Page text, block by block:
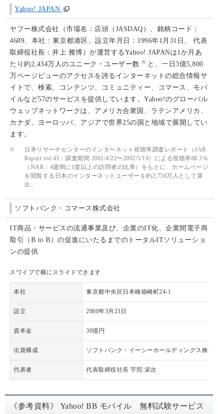
Yahoo! JAPAN
ヤフー株式会社（市場名：店頭（JASDAQ）、銘柄コード：
4689、本社：東京都港区、設立年月日：1996年1月31日、 代表
取締役社長：井上 雅博）が運営するYahoo! JAPANは1か月あ
たり約2,434万人のユニーク・ユーザー数 ※ と、一日3億5,800
万ページビューのアクセスを誇るインターネットの総合情報サ
イトで、検索、コンテンツ、コミュニティー、コマース、モバ
イルなど57のサービスを提供しています。Yahoo!のグローバル
ウェッブネットワークは、アメリカ合衆国、ラテンアメリカ、
カナダ、ヨーロッパ、アジアで世界25の国と地域で展開してい
ます。
※
日本リサーチセンターのインターネット視聴率調査レポート（JAR
Report vol.43：調査期間 2001/4/22〜2002/5/19）による視聴率88.3％
（NAR：4週間に1度以上の訪問者の比率）をもとに、ホームページ
を閲覧する日本のインターネットユーザーを約2,756万人として算
出。
ソフトバンク・コマース株式会社
IT商品・サービスの流通事業及び、企業のIT化、企業間電子商
取引（B to B）の促進にいたるまでのトータルITソリューショ
ンの提供
スワイプで横にスライドできます
本社 東京都中央区日本橋箱崎町24-1
設立 2000年3月23日
資本金 30億円
出資構成 ソフトバンク・イーシーホールディングス株
代表者 代表取締役社長 宇陀 栄次
《参考資料》 Yahoo! BB モバイル 無料試験サービス